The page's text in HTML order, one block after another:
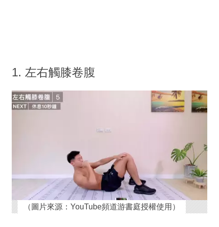
1. 左右觸膝卷腹
（圖片來源：YouTube頻道游書庭授權使用）